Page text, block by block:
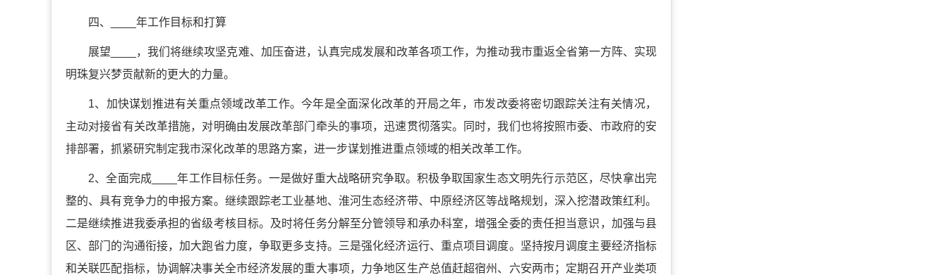
四、____年工作目标和打算
展望____，我们将继续攻坚克难、加压奋进，认真完成发展和改革各项工作，为推动我市重返全省第一方阵、实现
明珠复兴梦贡献新的更大的力量。
1、加快谋划推进有关重点领域改革工作。今年是全面深化改革的开局之年，市发改委将密切跟踪关注有关情况，
主动对接省有关改革措施，对明确由发展改革部门牵头的事项，迅速贯彻落实。同时，我们也将按照市委、市政府的安
排部署，抓紧研究制定我市深化改革的思路方案，进一步谋划推进重点领域的相关改革工作。
2、全面完成____年工作目标任务。一是做好重大战略研究争取。积极争取国家生态文明先行示范区，尽快拿出完
整的、具有竞争力的申报方案。继续跟踪老工业基地、淮河生态经济带、中原经济区等战略规划，深入挖潜政策红利。
二是继续推进我委承担的省级考核目标。及时将任务分解至分管领导和承办科室，增强全委的责任担当意识，加强与县
区、部门的沟通衔接，加大跑省力度，争取更多支持。三是强化经济运行、重点项目调度。坚持按月调度主要经济指标
和关联匹配指标，协调解决事关全市经济发展的重大事项，力争地区生产总值赶超宿州、六安两市；定期召开产业类项